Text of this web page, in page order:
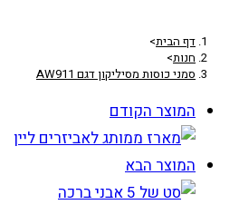
דף הבית>
חנות>
סמני כוסות מסיליקון דגם AW911
המוצר הקודם
המוצר הבא